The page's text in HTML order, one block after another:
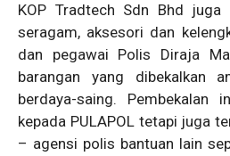
KOP Tradtech Sdn Bhd juga
seragam, aksesori dan
dan pegawai Polis Diraja
barangan yang dibekalkan
berdaya-saing. Pembekalan
kepada PULAPOL tetapi juga
– agensi polis bantuan lain